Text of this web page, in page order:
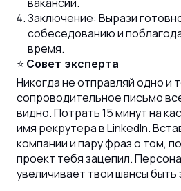
Заключение: Вырази
собеседованию и
время.
⭐ Совет эксперта
Никогда не отправляй одно и
сопроводительное письмо
видно. Потрать 15 минут на
имя рекрутера в LinkedIn.
компании и пару фраз о том,
проект тебя зацепил.
увеличивает твои шансы